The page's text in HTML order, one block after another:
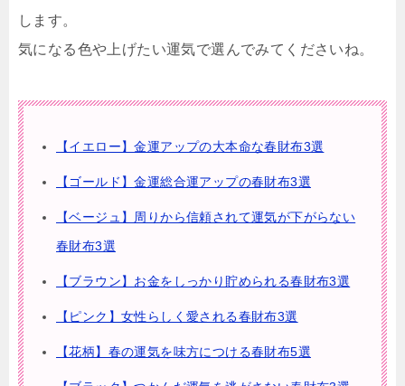
します。
気になる色や上げたい運気で選んでみてくださいね。
【イエロー】金運アップの大本命な春財布3選
【ゴールド】金運総合運アップの春財布3選
【ベージュ】周りから信頼されて運気が下がらない
春財布3選
【ブラウン】お金をしっかり貯められる春財布3選
【ピンク】女性らしく愛される春財布3選
【花柄】春の運気を味方につける春財布5選